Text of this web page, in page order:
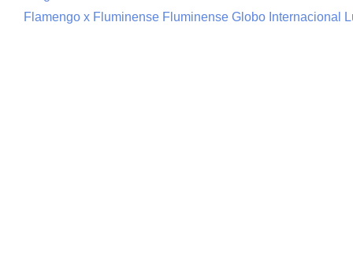
Flamengo x Fluminense Fluminense Globo Internacional